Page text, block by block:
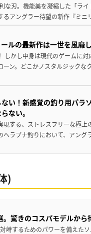
な刃。機能美を凝縮した「ラ
るアングラー待望の新作『ミ
ルの最新作は一世を風靡
しかし中身は現代のゲームに
ン。どこかノスタルジックな
い！新感覚の釣り用パラ
ない。
する、ストレスフリーな極上
ラブナ釣りにおいて、アング
)
驚きのコスパモデルから
峙するためのパワーを備えた